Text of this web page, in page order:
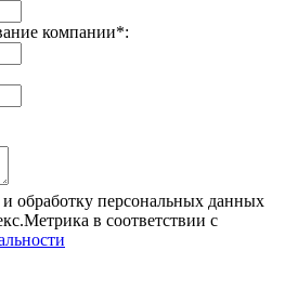
компании*:
обработку персональных данных
в соответствии с